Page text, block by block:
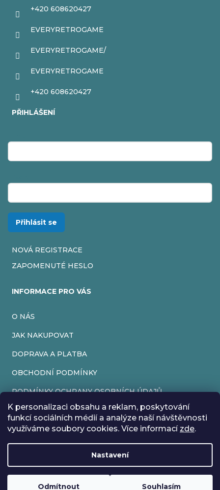
K personalizaci obsahu a reklam, poskytování
funkcí sociálních médií a analýze naší návštěvnosti
využíváme soubory cookies. Více informací zde.
Nastavení
Odmítnout Souhlasím
Rádi bychom vás informovali, že od 17. 7. do 24. 7. včetně
máme z důvodu dovolené zavřeno. Všechny objednávky
budou vyřízeny co nejdříve od 27. 7. :) Přejeme vám krásné
+420 608620427
EVERYRETROGAME
EVERYRETROGAME/
EVERYRETROGAME
+420 608620427
PŘIHLÁŠENÍ
Přihlásit se
NOVÁ REGISTRACE
ZAPOMENUTÉ HESLO
INFORMACE PRO VÁS
O NÁS
JAK NAKUPOVAT
DOPRAVA A PLATBA
OBCHODNÍ PODMÍNKY
PODMÍNKY OCHRANY OSOBNÍCH ÚDAJŮ
VRÁCENÍ ZBOŽÍ
REKLAMACE
Vytvořil Shoptet
Copyright 2026EveryRetroGame. Všechna práva vyhrazena.
Upravit nastavení cookies
Loading